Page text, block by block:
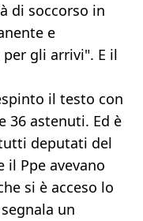
di soccorso in
e
gli arrivi". E il
il testo con
36 astenuti. Ed è
deputati del
il Ppe avevano
si è acceso lo
un